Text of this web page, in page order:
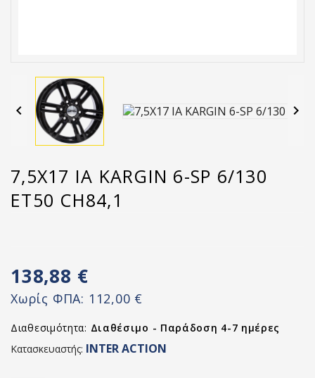
 
7,5X17 IA KARGIN 6-SP 6/130
ET50 CH84,1
138,88 €
Χωρίς ΦΠΑ: 112,00 €
Διαθεσιμότητα: Διαθέσιμο - Παράδοση 4-7 ημέρες
Κατασκευαστής: INTER ACTION